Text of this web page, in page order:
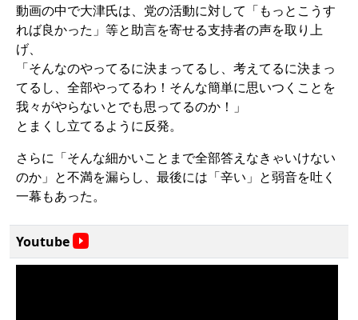
動画の中で大津氏は、党の活動に対して「もっとこうす
れば良かった」等と助言を寄せる支持者の声を取り上
げ、
「そんなのやってるに決まってるし、考えてるに決まっ
てるし、全部やってるわ！そんな簡単に思いつくことを
我々がやらないとでも思ってるのか！」
とまくし立てるように反発。
さらに「そんな細かいことまで全部答えなきゃいけない
のか」と不満を漏らし、最後には「辛い」と弱音を吐く
一幕もあった。
Youtube